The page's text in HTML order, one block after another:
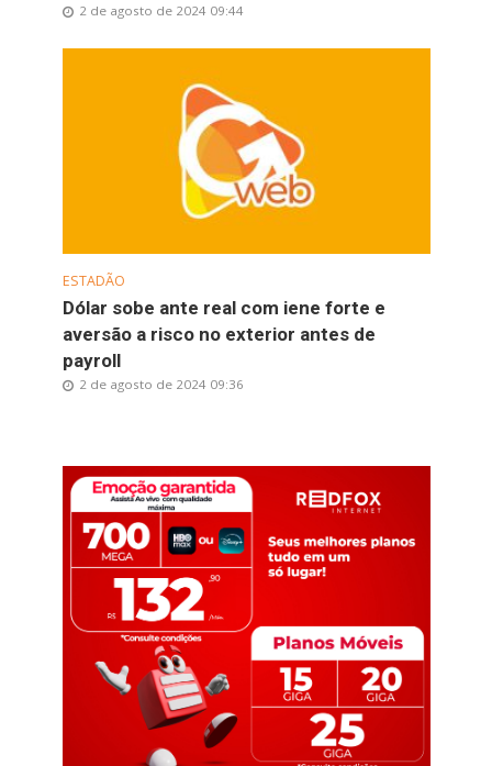
2 de agosto de 2024 09:44
ESTADÃO
Dólar sobe ante real com iene forte e
aversão a risco no exterior antes de
payroll
2 de agosto de 2024 09:36